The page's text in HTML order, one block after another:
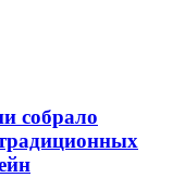
собрало